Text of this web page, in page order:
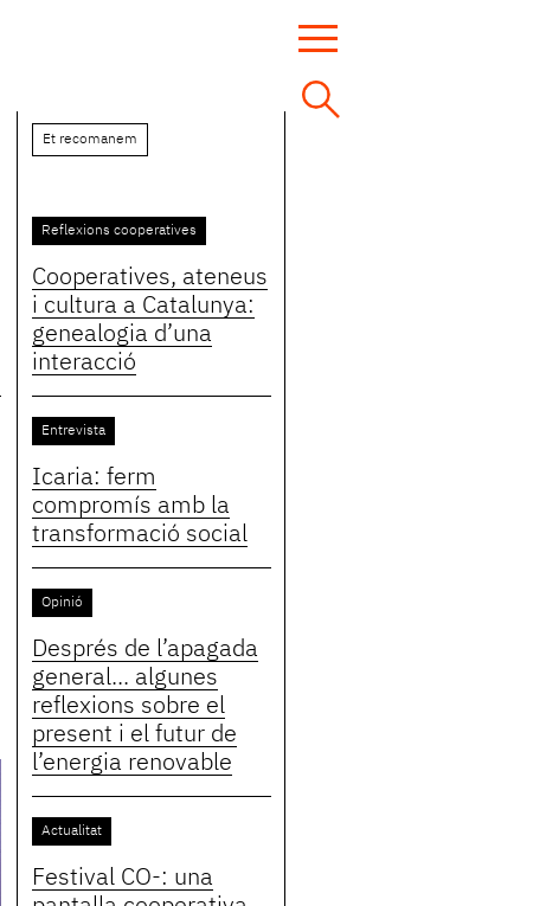
Et recomanem
Reflexions cooperatives
Cooperatives, ateneus
i cultura a Catalunya:
genealogia d’una
interacció
Entrevista
Icaria: ferm
compromís amb la
transformació social
Opinió
Després de l’apagada
general... algunes
reflexions sobre el
present i el futur de
l’energia renovable
Actualitat
Festival CO-: una